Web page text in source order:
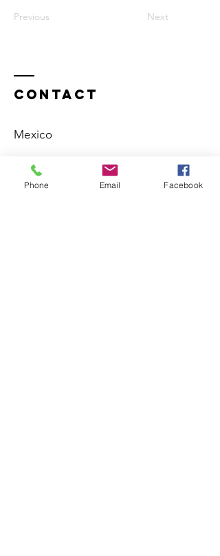
Previous Next
Contact
Mexico
+52 1 55 1825 9362
Phone Email Facebook